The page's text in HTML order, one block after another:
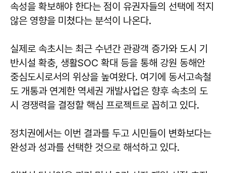
속성을 확보해야 한다는 점이 유권자들의 선택에 적지
않은 영향을 미쳤다는 분석이 나온다.
실제로 속초시는 최근 수년간 관광객 증가와 도시 기
반시설 확충, 생활SOC 확대 등을 통해 강원 동해안
중심도시로서의 위상을 높여왔다. 여기에 동서고속철
도 개통과 연계한 역세권 개발사업은 향후 속초의 도
시 경쟁력을 결정할 핵심 프로젝트로 꼽히고 있다.
정치권에서는 이번 결과를 두고 시민들이 변화보다는
완성과 성과를 선택한 것으로 해석하고 있다.